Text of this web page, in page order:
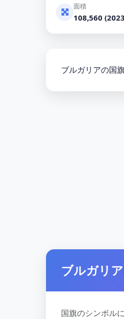
面積
108,560
ブルガリアの国
ブルガリ
国旗のシンボル